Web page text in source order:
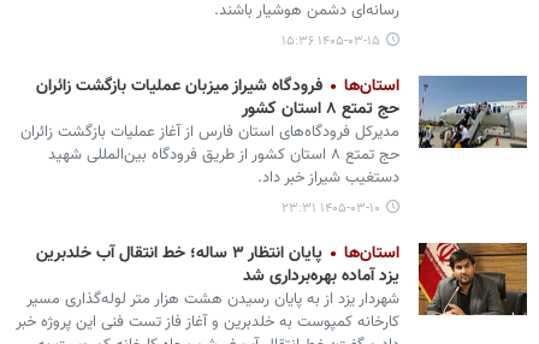
رسانه‌ای دشمن هوشیار باشند.
۱۴۰۵-۰۳-۱۵ ۱۵:۳۶
استان‌ها
فرودگاه شیراز میزبان عملیات بازگشت زائران
حج تمتع ۸ استان کشور
مدیرکل فرودگاه‌های استان فارس از آغاز عملیات بازگشت زائران
حج تمتع ۸ استان کشور از طریق فرودگاه بین‌المللی شهید
دستغیب شیراز خبر داد.
۱۴۰۵-۰۳-۱۰ ۲۳:۳۱
استان‌ها
پایان انتظار ۳ ساله؛ خط انتقال آب خلدبرین
یزد آماده بهره‌برداری شد
شهردار یزد از به پایان رسیدن هشت هزار متر لوله‌گذاری مسیر
کارخانه کمپوست به خلدبرین و آغاز فاز تست فنی این پروژه خبر